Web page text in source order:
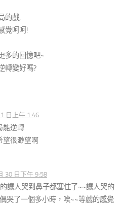
的戲,
覺呵呵!
多的回憶吧~
轉變好嗎?
日上午 1:46
能逆轉
望很渺望啊
30 日下午 9:58
讓人哭到鼻子都塞住了~~讓人哭的
哭了一個多小時，唉~~等戲的感覺